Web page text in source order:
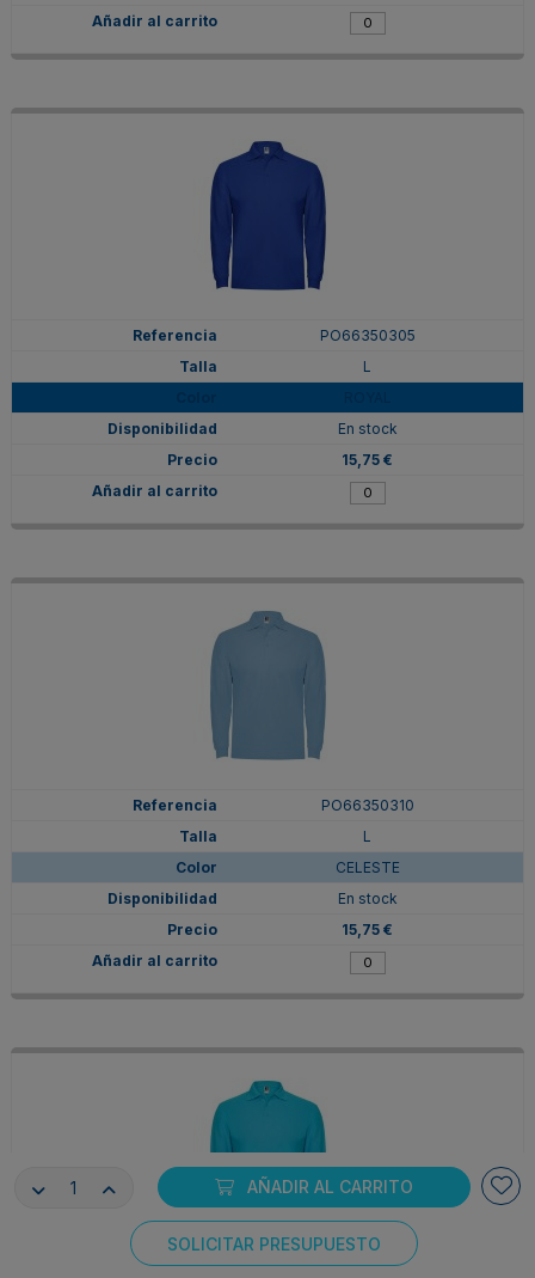
AÑADIR AL CARRITO
SOLICITAR PRESUPUESTO
PO66350305
L
En stock
15,75 €
PO66350310
L
CELESTE
En stock
15,75 €
Consentimiento de cookies